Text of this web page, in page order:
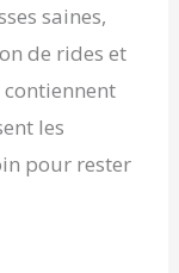
saines,
de rides et
les
pour rester